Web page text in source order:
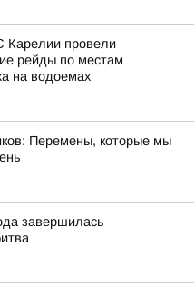
Карелии провели
рейды по местам
на водоемах
Перемены, которые мы
завершилась